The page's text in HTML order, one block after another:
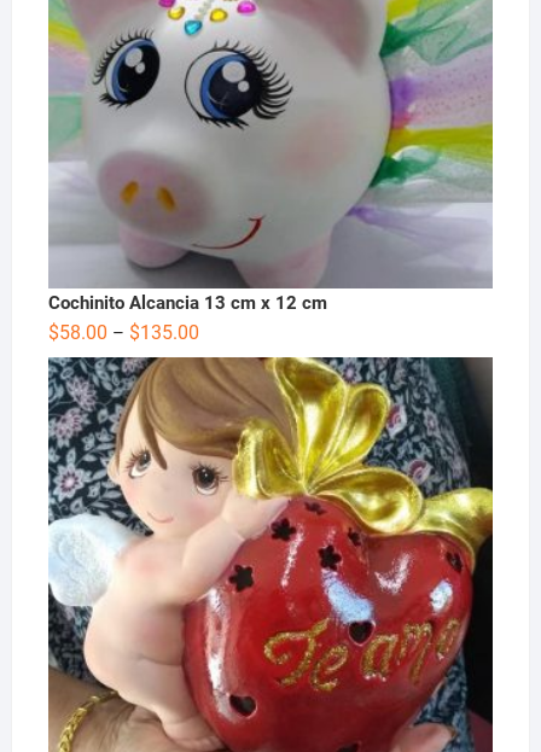
Cochinito Alcancia 13 cm x 12 cm
$58.00 – $135.00